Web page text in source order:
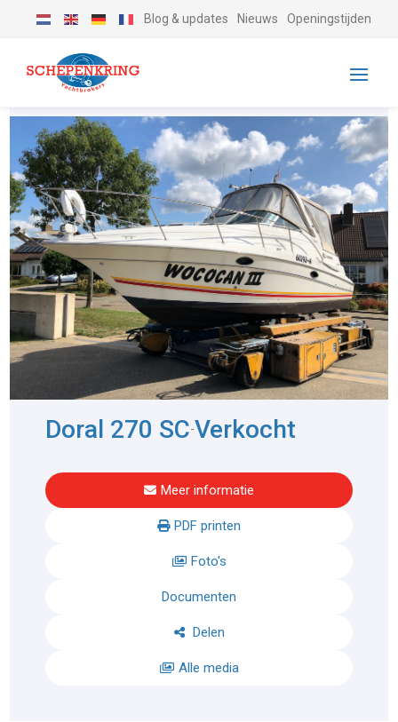
Blog & updates Nieuws Openingstijden
Doral 270 SC-Verkocht
Meer informatie
PDF printen
Foto's
Documenten
Delen
Alle media